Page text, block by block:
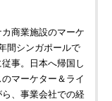
商業施設のマーケ
間シンガポールで
事。日本へ帰国し
マーケター＆ライ
、事業会社での経